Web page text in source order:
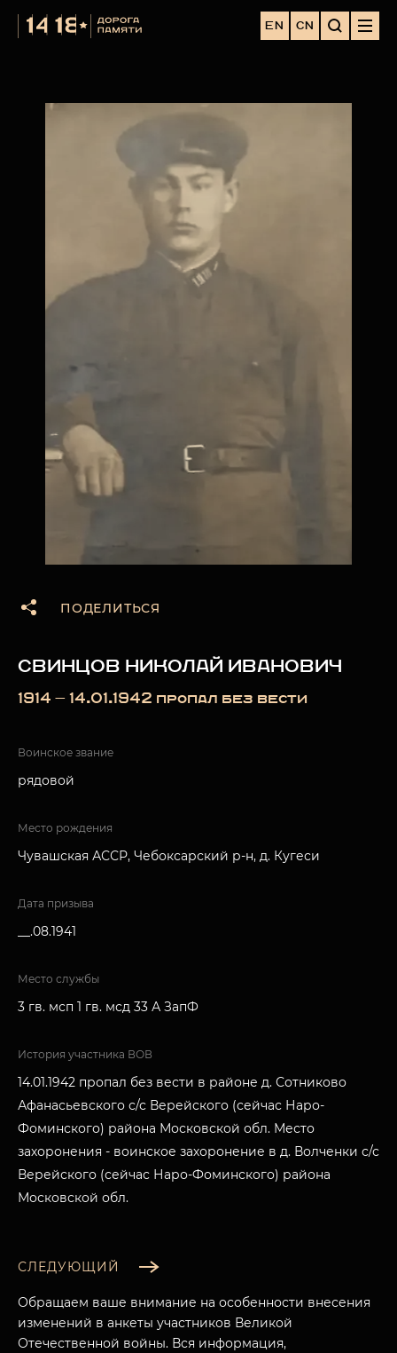
EN CN
ПОДЕЛИТЬСЯ
СВИНЦОВ НИКОЛАЙ ИВАНОВИЧ
1914 — 14.01.1942 пропал без вести
Воинское звание
рядовой
Место рождения
Чувашская АССР, Чебоксарский р-н, д. Кугеси
Дата призыва
__.08.1941
Место службы
3 гв. мсп 1 гв. мсд 33 А ЗапФ
История участника ВОВ
14.01.1942 пропал без вести в районе д. Сотниково
Афанасьевского с/с Верейского (сейчас Наро-
Фоминского) района Московской обл. Место
захоронения - воинское захоронение в д. Волченки с/с
Верейского (сейчас Наро-Фоминского) района
Московской обл.
СЛЕДУЮЩИЙ
Обращаем ваше внимание на особенности внесения
изменений в анкеты участников Великой
Отечественной войны. Вся информация,